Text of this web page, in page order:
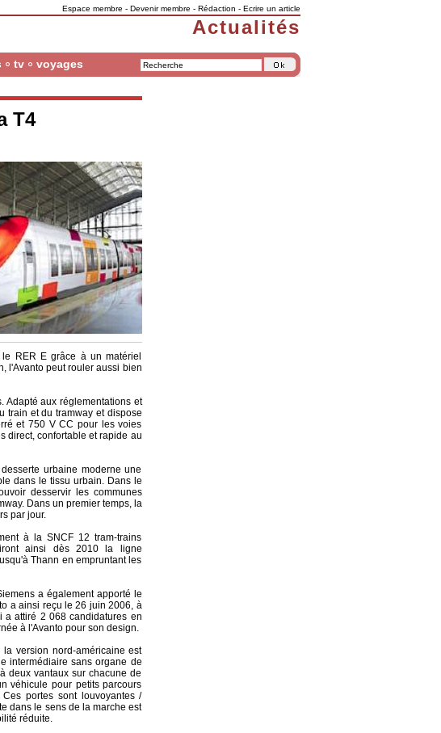
Espace membre - Devenir membre - Rédaction - Ecrire un article
Actualités
tv voyages
T4
RER E grâce à un matériel
l'Avanto peut rouler aussi bien
Adapté aux réglementations et
train et du tramway et dispose
et 750 V CC pour les voies
direct, confortable et rapide au
urbaine moderne une
dans le tissu urbain. Dans le
desservir les communes
Dans un premier temps, la
par jour.
à la SNCF 12 tram-trains
ainsi dès 2010 la ligne
Thann en empruntant les
a également apporté le
a ainsi reçu le 26 juin 2006, à
a attiré 2 068 candidatures en
à l'Avanto pour son design.
version nord-américaine est
intermédiaire sans organe de
deux vantaux sur chacune de
véhicule pour petits parcours
portes sont louvoyantes /
dans le sens de la marche est
réduite.